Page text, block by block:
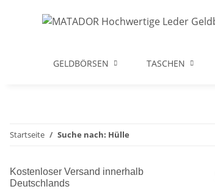
GELDBÖRSEN TASCHEN
Startseite Suche nach: Hülle
Kostenloser Versand innerhalb
Deutschlands